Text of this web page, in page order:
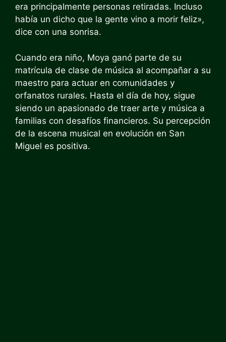
era principalmente personas retiradas. Incluso
había un dicho que la gente vino a morir feliz»,
dice con una sonrisa.
Cuando era niño, Moya ganó parte de su
matrícula de clase de música al acompañar a su
maestro para actuar en comunidades y
orfanatos rurales. Hasta el día de hoy, sigue
siendo un apasionado de traer arte y música a
familias con desafíos financieros. Su percepción
de la escena musical en evolución en San
Miguel es positiva.